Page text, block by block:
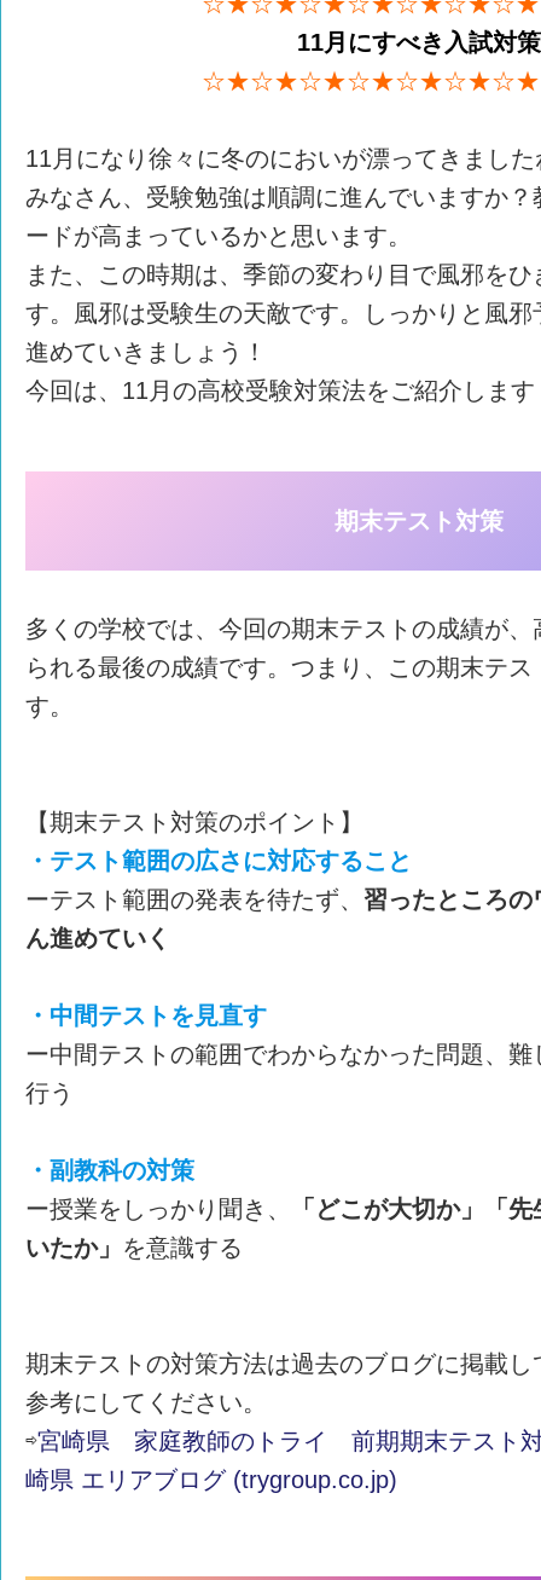
11月にすべき入試対策
11月になり徐々に冬のにおいが漂ってきました
みなさん、受験勉強は順調に進んでいますか
ードが高まっているかと思います。
また、この時期は、季節の変わり目で風邪を
す。風邪は受験生の天敵です。しっかりと風
進めていきましょう！
今回は、11月の高校受験対策法をご紹介します
期末テスト対策
多くの学校では、今回の期末テストの成績が
られる最後の成績です。つまり、この期末テ
す。
【期末テスト対策のポイント】
・テスト範囲の広さに対応すること
ーテスト範囲の発表を待たず、 習ったところ
ん進めていく
・中間テストを見直す
ー中間テストの範囲でわからなかった問題、
行う
・副教科の対策
ー授業をしっかり聞き、
「どこが大切か」「
いたか」 を意識する
期末テストの対策方法は過去のブログに掲載
参考にしてください。
⇨宮崎県 家庭教師のトライ 前期期末テスト
崎県 エリアブログ (trygroup.co.jp)